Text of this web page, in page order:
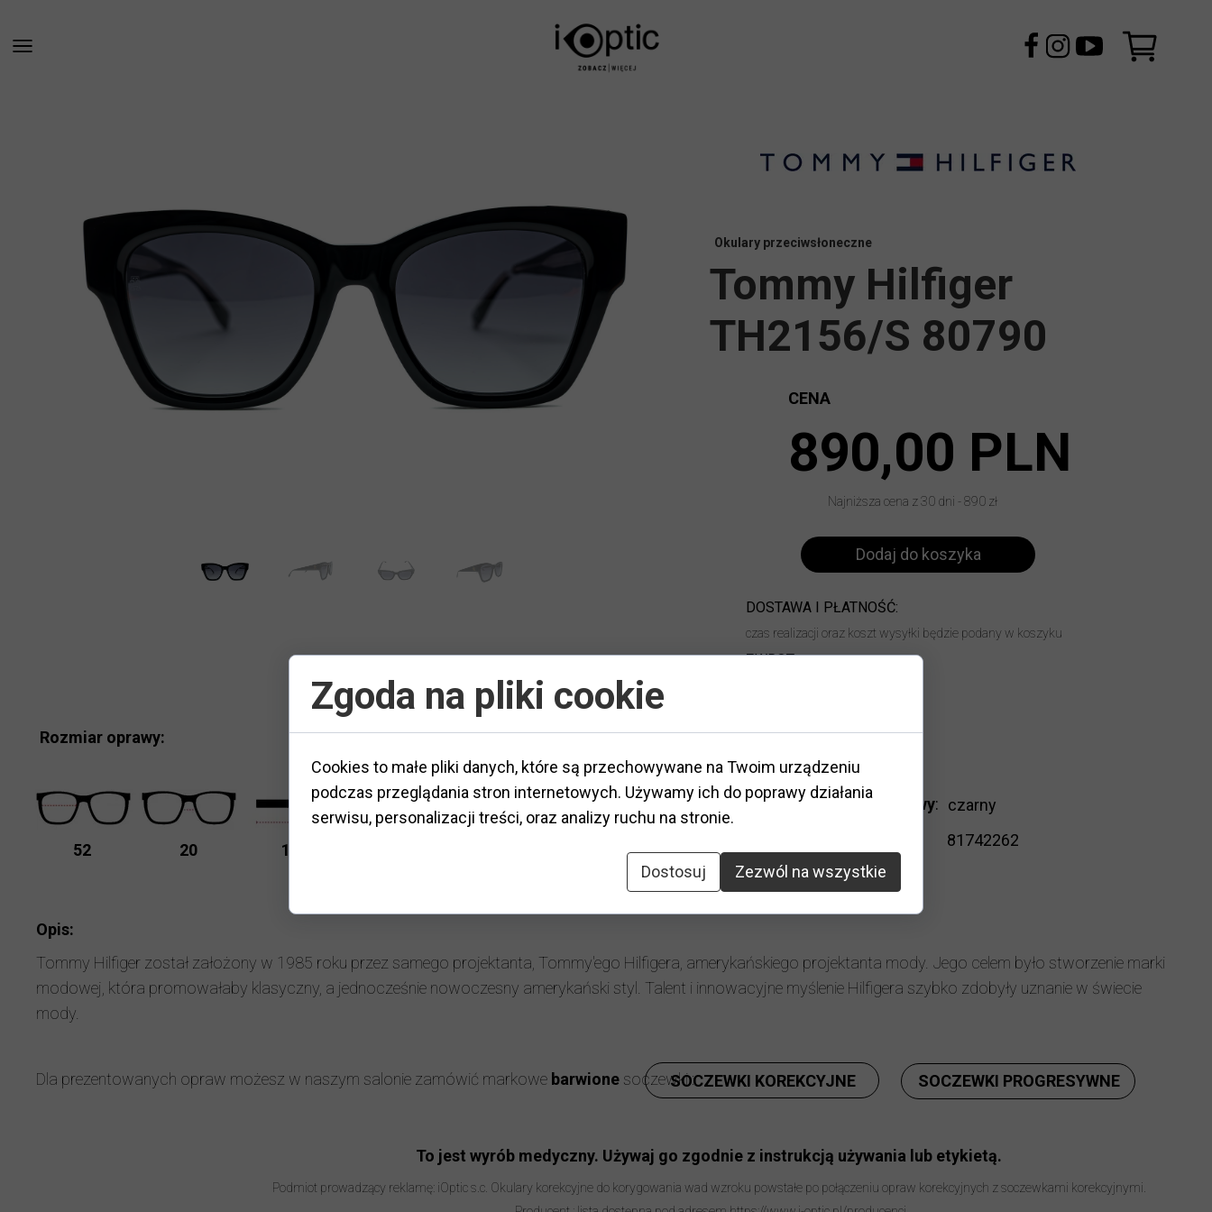
14 dni
Okulary przeciwsłoneczne
czas realizacji oraz koszt wysyłki będzie podany w koszyku
ZWROT:
DOSTAWA I PŁATNOŚĆ:
czarny
Kolor oprawy:
tak
Możliwość zamontowanie korekcji:
52
pełna
Typ oprawy
140
20
tworzywo
Materiał:
produktu
81742262
Rozmiar oprawy:
Najniższa cena z 30 dni - 890 zł
CENA
Dodaj do koszyka
890,00 PLN
Tommy Hilfiger
TH2156/S 80790
Opis:
Tommy Hilfiger został założony w 1985 roku przez samego projektanta, Tommy'ego Hilfigera, amerykańskiego projektanta mody. Jego celem było stworzenie marki
modowej, która promowałaby klasyczny, a jednocześnie nowoczesny amerykański styl. Talent i innowacyjne myślenie Hilfigera szybko zdobyły uznanie w świecie
mody.
SOCZEWKI PROGRESYWNE
SOCZEWKI KOREKCYJNE
Dla prezentowanych opraw możesz w naszym salonie zamówić markowe barwione soczewki :
To jest wyrób medyczny. Używaj go zgodnie z instrukcją używania lub etykietą.
Podmiot prowadzący reklamę: iOptic s.c. Okulary korekcyjne do korygowania wad wzroku powstałe po połączeniu opraw korekcyjnych z soczewkami korekcyjnymi.
Zgoda na pliki cookie
Cookies to małe pliki danych, które są przechowywane na Twoim urządzeniu
podczas przeglądania stron internetowych. Używamy ich do poprawy działania
serwisu, personalizacji treści, oraz analizy ruchu na stronie.
Dostosuj Zezwól na wszystkie